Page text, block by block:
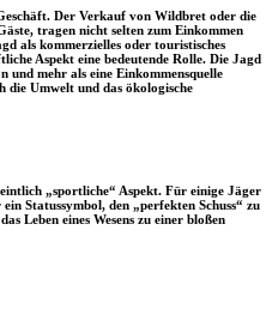
Der Verkauf von Wildbret oder die
tragen nicht selten zum Einkommen
als kommerzielles oder touristisches
Aspekt eine bedeutende Rolle. Die Jagd
mehr als eine Einkommensquelle
die Umwelt und das ökologische
„sportliche“ Aspekt. Für einige Jäger
Statussymbol, den „perfekten Schuss“ zu
Leben eines Wesens zu einer bloßen